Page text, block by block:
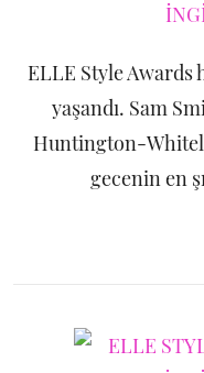
ELLE Style Awards
yaşandı. Sam
Huntington-
gecenin en